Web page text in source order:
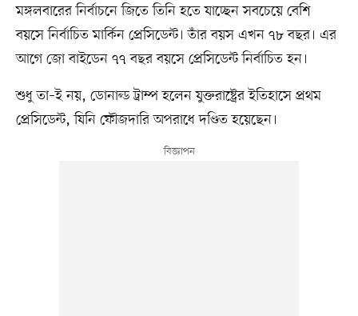
মঙ্গলবারের নির্বাচনে জিতে তিনি হতে যাচ্ছেন সবচেয়ে বেশি
বয়সে নির্বাচিত মার্কিন প্রেসিডেন্ট। তাঁর বয়স এখন ৭৮ বছর। এর
আগে জো বাইডেন ৭৭ বছর বয়সে প্রেসিডেন্ট নির্বাচিত হন।
শুধু তা–ই নয়, ডোনাল্ড ট্রাম্প হলেন যুক্তরাষ্ট্রের ইতিহাসে প্রথম
প্রেসিডেন্ট, যিনি ফৌজদারি অপরাধে দণ্ডিত হয়েছেন।